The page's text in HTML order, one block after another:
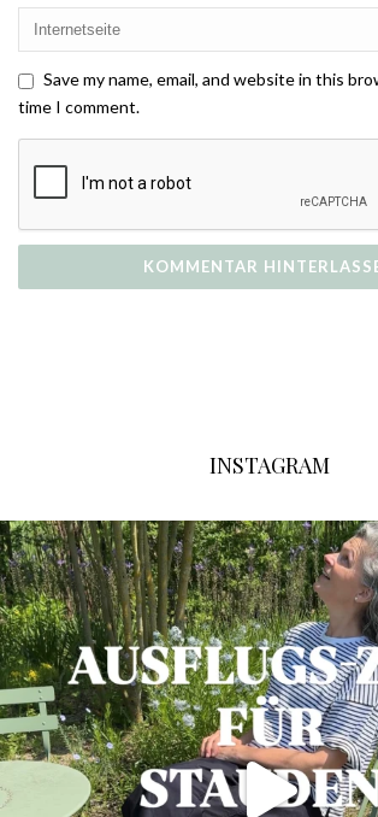
Save my name, email, and website in this
time I comment.
INSTAGRAM